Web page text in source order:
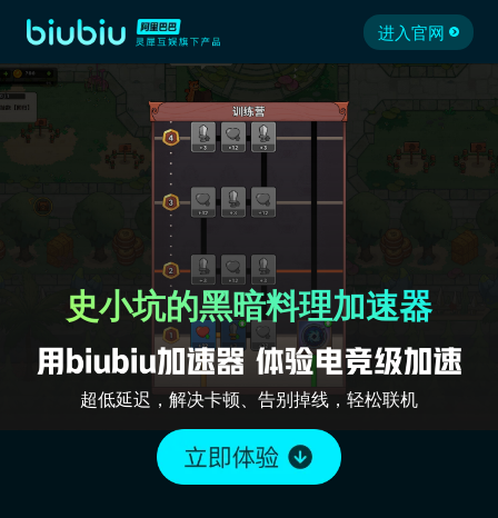
进入官网
史小坑的黑暗料理加速器
超低延迟，解决卡顿、告别掉线，轻松联机